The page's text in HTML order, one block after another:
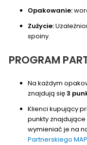
Opakowanie:
Zużycie:
spoiny.
PROGRAM
Na każdym
znajdują się3
Klienci kupujący
punkty
wymieniać je na
Partnerskiego